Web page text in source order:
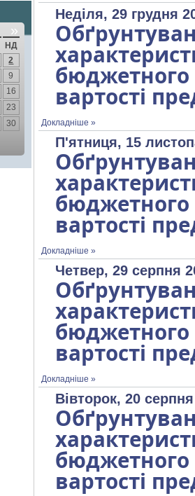
»
НД
2
9
16
23
30
Неділя, 29 грудня
вартості
Докладніше »
П'ятниця, 15
вартості
Докладніше »
Четвер, 29 серпня
вартості
Докладніше »
Вівторок, 20
вартості